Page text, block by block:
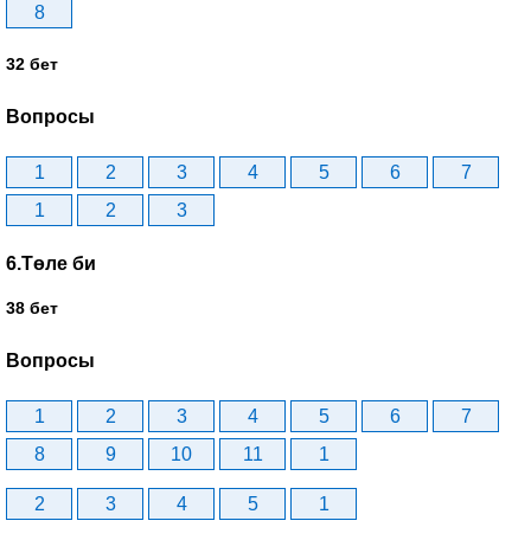
8
32 бет
Вопросы
1 2 3 4 5 6
7
1
2 3
6.Төле би
38 бет
Вопросы
1 2 3 4 5 6
7
8
9 10 11 1
2 3 4 5 1